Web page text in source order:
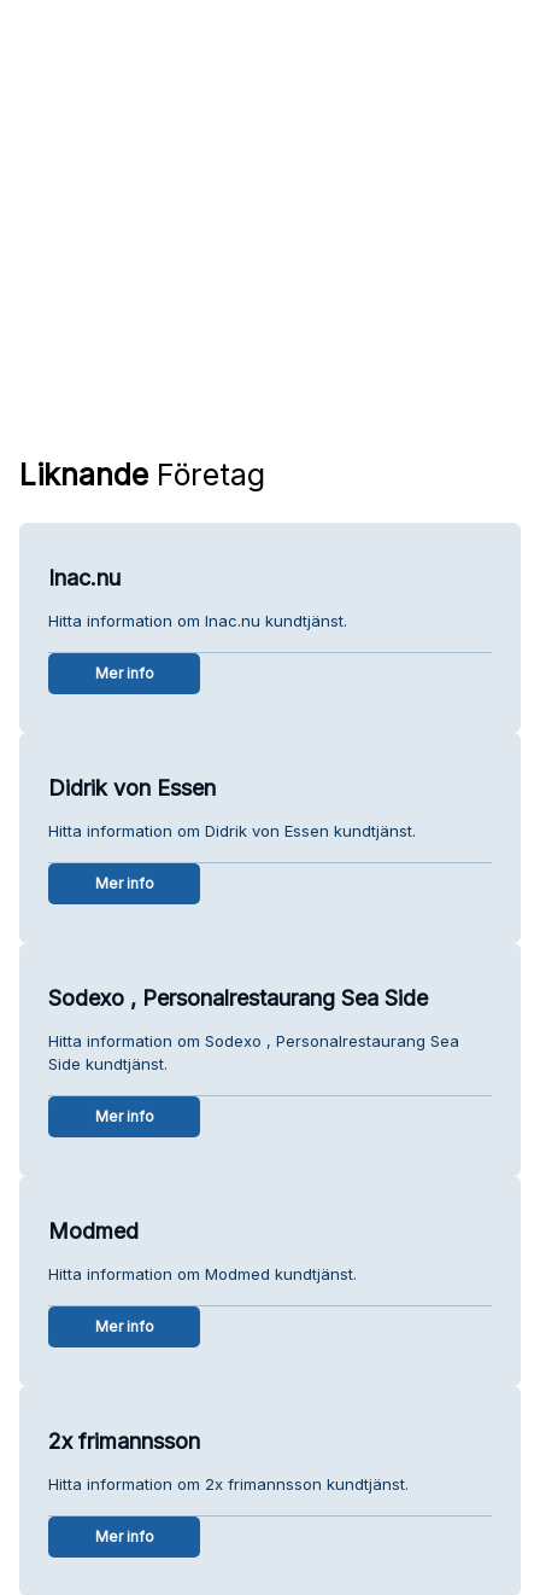
Liknande Företag
Inac.nu
Hitta information om Inac.nu kundtjänst.
Mer info
Didrik von Essen
Hitta information om Didrik von Essen kundtjänst.
Mer info
Sodexo , Personalrestaurang Sea Side
Hitta information om Sodexo , Personalrestaurang Sea
Side kundtjänst.
Mer info
Modmed
Hitta information om Modmed kundtjänst.
Mer info
2x frimannsson
Hitta information om 2x frimannsson kundtjänst.
Mer info